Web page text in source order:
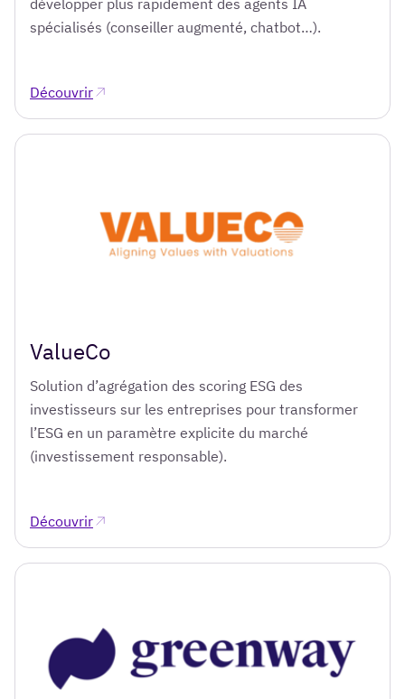
développer plus rapidement des agents IA
spécialisés (conseiller augmenté, chatbot…).
Découvrir
ValueCo
Solution d’agrégation des scoring ESG des
investisseurs sur les entreprises pour transformer
l’ESG en un paramètre explicite du marché
(investissement responsable).
Découvrir